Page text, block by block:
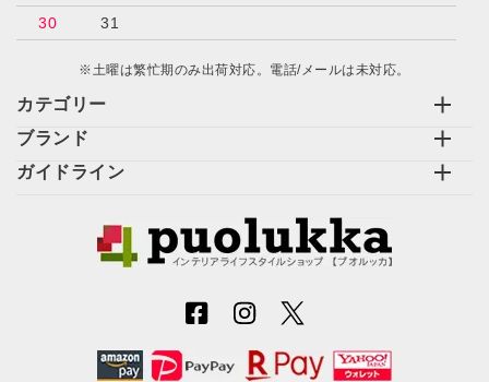
カテゴリー
ブランド
ガイドライン
30
31
※土曜は繁忙期のみ出荷対応。電話/メールは未対応。